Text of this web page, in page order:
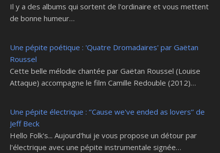
Il y a des albums qui sortent de l'ordinaire et vous mettent
de bonne humeur…
Une pépite poétique : 'Quatre Dromadaires' par Gaëtan
Roussel
Cette belle mélodie chantée par Gaëtan Roussel (Louise
Attaque) accompagne le film Camille Redouble (2012)…
Une pépite électrique : ‘’Cause we've ended as lovers’’ de
Jeff Beck
Hello Folk's... Aujourd'hui je vous propose un détour par
l'électrique avec une pépite instrumentale signée…